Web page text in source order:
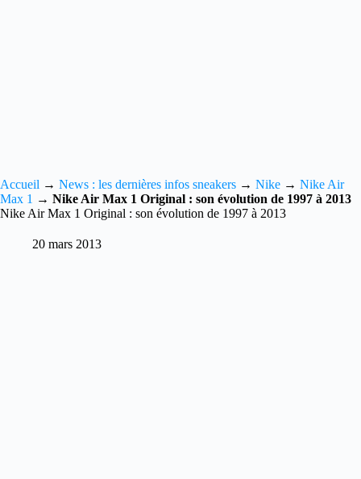
Accueil → News : les dernières infos sneakers → Nike → Nike Air
Max 1 → Nike Air Max 1 Original : son évolution de 1997 à 2013
Nike Air Max 1 Original : son évolution de 1997 à 2013
20 mars 2013